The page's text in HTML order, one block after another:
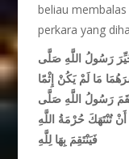
beliau
perkara yang
رَسُولُ اللَّهِ صَلَّى
مَا لَمْ يَكُنْ إِثْمًا
رَسُولُ اللَّهِ صَلَّى
تُنْتَهَكَ حُرْمَةُ اللَّهِ
فَيَنْتَقِمَ بِهَا لِلَّهِ